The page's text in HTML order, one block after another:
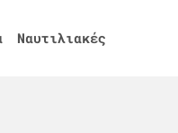
Ναυτιλιακές